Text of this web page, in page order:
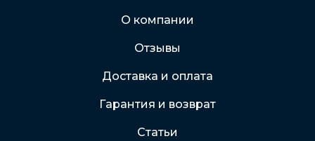
О компании
Отзывы
Доставка и оплата
Гарантия и возврат
Статьи